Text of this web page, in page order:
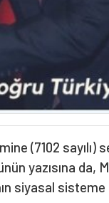
(7102 sayılı)
yazısına da,
siyasal sisteme